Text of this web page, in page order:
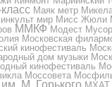
Маяк метр
мир Мисс Жюли
ММКФ Модест
Московская
кинофестиваль
дом музыки
кинофестиваль
Моссовета
М. Горького